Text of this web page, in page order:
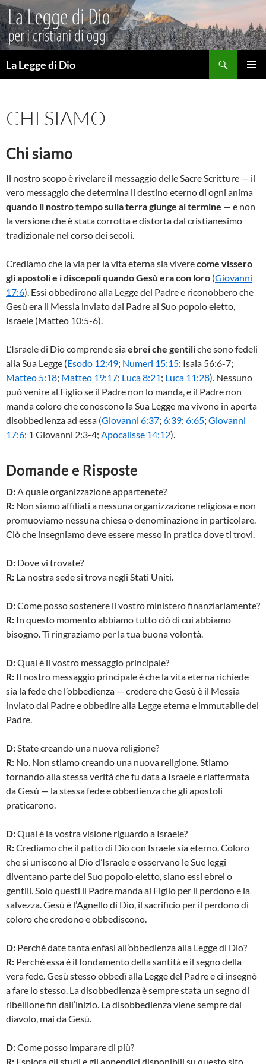
Vai
al
contenuto
La Legge di Dio
CHI SIAMO
Chi siamo
Il nostro scopo è rivelare il messaggio delle Sacre Scritture — il
vero messaggio che determina il destino eterno di ogni anima
quando il nostro tempo sulla terra giunge al termine — e non
la versione che è stata corrotta e distorta dal cristianesimo
tradizionale nel corso dei secoli.
Crediamo che la via per la vita eterna sia viverecome vissero
gli apostoli e i discepoli quando Gesù era con loro (Giovanni
17:6). Essi obbedirono alla Legge del Padre e riconobbero che
Gesù era il Messia inviato dal Padre al Suo popolo eletto,
Israele (Matteo 10:5-6).
L’Israele di Dio comprende siaebrei che gentiliche sono fedeli
alla Sua Legge (Esodo 12:49; Numeri 15:15; Isaia 56:6-7;
Matteo 5:18; Matteo 19:17; Luca 8:21; Luca 11:28). Nessuno
può venire al Figlio se il Padre non lo manda, e il Padre non
manda coloro che conoscono la Sua Legge ma vivono in aperta
disobbedienza ad essa (Giovanni 6:37; 6:39; 6:65; Giovanni
17:6; 1 Giovanni 2:3-4; Apocalisse 14:12).
Domande e Risposte
D:A quale organizzazione appartenete?
R: Non siamo affiliati a nessuna organizzazione religiosa e non
promuoviamo nessuna chiesa o denominazione in particolare.
Ciò che insegniamo deve essere messo in pratica dove ti trovi.
D: Dove vi trovate?
R: La nostra sede si trova negli Stati Uniti.
D:Come posso sostenere il vostro ministero finanziariamente?
R: In questo momento abbiamo tutto ciò di cui abbiamo
bisogno. Ti ringraziamo per la tua buona volontà.
D:Qual è il vostro messaggio principale?
R: Il nostro messaggio principale è che la vita eterna richiede
sia la fede che l’obbedienza — credere che Gesù è il Messia
inviato dal Padre e obbedire alla Legge eterna e immutabile del
Padre.
D:State creando una nuova religione?
R: No. Non stiamo creando una nuova religione. Stiamo
tornando alla stessa verità che fu data a Israele e riaffermata
da Gesù — la stessa fede e obbedienza che gli apostoli
praticarono.
D:Qual è la vostra visione riguardo a Israele?
R:Crediamo che il patto di Dio con Israele sia eterno. Coloro
che si uniscono al Dio d’Israele e osservano le Sue leggi
diventano parte del Suo popolo eletto, siano essi ebrei o
gentili. Solo questi il Padre manda al Figlio per il perdono e la
salvezza. Gesù è l’Agnello di Dio, il sacrificio per il perdono di
coloro che credono e obbediscono.
D: Perché date tanta enfasi all’obbedienza alla Legge di Dio?
R: Perché essa è il fondamento della santità e il segno della
vera fede. Gesù stesso obbedì alla Legge del Padre e ci insegnò
a fare lo stesso. La disobbedienza è sempre stata un segno di
ribellione fin dall’inizio. La disobbedienza viene sempre dal
diavolo, mai da Gesù.
D:Come posso imparare di più?
R: Esplora gli studi e gli appendici disponibili su questo sito.